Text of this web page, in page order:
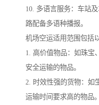
10. 多语言服务：车站
路配备多语种播报。
机场空运适用范围包括
1. 高价值物品：如珠宝
安全运输的物品。
2. 时效性强的货物：如
运输时间要求高的物品。